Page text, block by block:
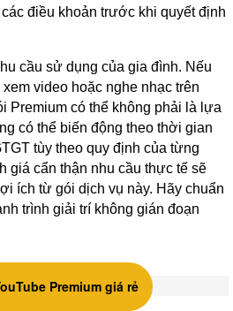
điều khoản trước khi quyết định
cầu sử dụng của gia đình. Nếu
video hoặc nghe nhạc trên
Premium có thể không phải là lựa
có thể biến động theo thời gian
tùy theo quy định của từng
giá cẩn thận nhu cầu thực tế sẽ
ích từ gói dịch vụ này. Hãy chuẩn
trình giải trí không gián đoạn
Premium giá rẻ